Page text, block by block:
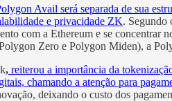
Avail será separada de sua
e privacidade ZK. Segundo
com a Ethereum e se concentrar
Zero e Polygon Miden), a
, reiterou a importância da
chamando a atenção para
deixando o custo dos